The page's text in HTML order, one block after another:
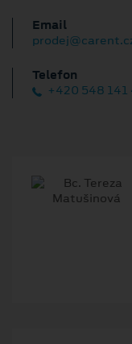
Email
Telefon
+420 548 141